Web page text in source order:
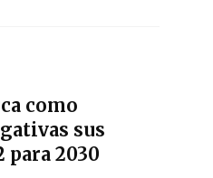
como
sus
para 2030